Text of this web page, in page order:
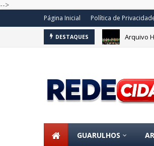
-->
Página Inicial Política de
DESTAQUES Arquivo
GUARULHOS